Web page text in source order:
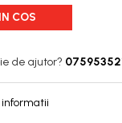
COS
de ajutor?